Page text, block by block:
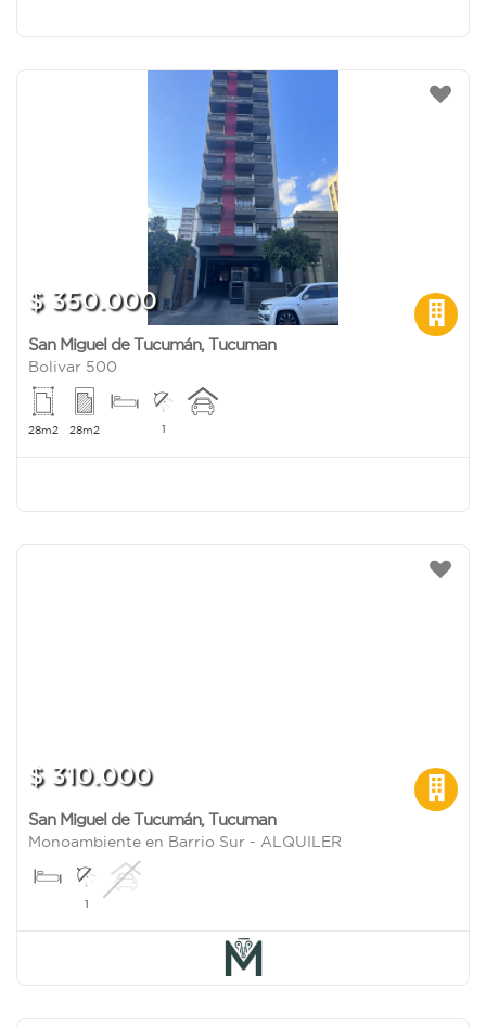
$ 350.000
San Miguel de Tucumán, Tucuman
Bolivar 500
28m2 28m2 1
$ 310.000
San Miguel de Tucumán, Tucuman
Monoambiente en Barrio Sur - ALQUILER
1